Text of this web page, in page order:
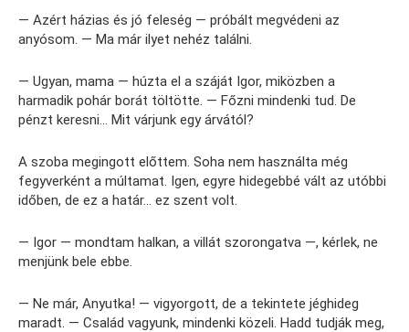
— Azért házias és jó feleség — próbált megvédeni az
anyósom. — Ma már ilyet nehéz találni.
— Ugyan, mama — húzta el a száját Igor, miközben a
harmadik pohár borát töltötte. — Főzni mindenki tud. De
pénzt keresni… Mit várjunk egy árvától?
A szoba megingott előttem. Soha nem használta még
fegyverként a múltamat. Igen, egyre hidegebbé vált az utóbbi
időben, de ez a határ… ez szent volt.
— Igor — mondtam halkan, a villát szorongatva —, kérlek, ne
menjünk bele ebbe.
— Ne már, Anyutka! — vigyorgott, de a tekintete jéghideg
maradt. — Család vagyunk, mindenki közeli. Hadd tudják meg,